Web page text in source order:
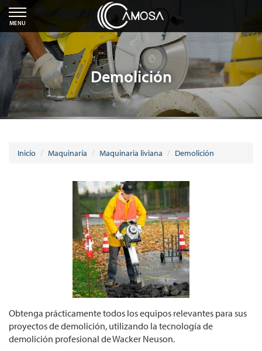
Demolición
Inicio Maquinaria Maquinaria liviana Demolición
Obtenga prácticamente todos los equipos relevantes para sus
proyectos de demolición, utilizando la tecnología de
demolición profesional de Wacker Neuson.
MENU